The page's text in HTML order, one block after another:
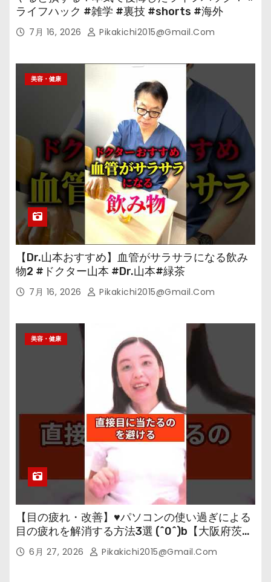
ライフハック #雑学 #裏技 #shorts #海外
7月 16, 2026 Pikakichi2015@gmail.com
美容・健康
【Dr.山本おすすめ】血管がサラサラになる飲み
物2 #ドクター山本 #Dr.山本#緑茶
7月 16, 2026 Pikakichi2015@gmail.com
美容・健康
【目の疲れ・改善】♥パソコンの使い過ぎによる
目の疲れを解消する方法3選 (^0^)b【大阪府茨木
市の女性・美容鍼灸・整体師が教えます。】
6月 27, 2026 Pikakichi2015@gmail.com